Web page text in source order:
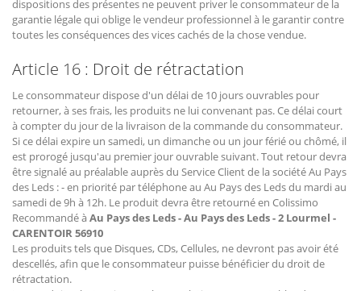
dispositions des présentes ne peuvent priver le consommateur de la
garantie légale qui oblige le vendeur professionnel à le garantir contre
toutes les conséquences des vices cachés de la chose vendue.
Article 16 : Droit de rétractation
Le consommateur dispose d'un délai de 10 jours ouvrables pour
retourner, à ses frais, les produits ne lui convenant pas. Ce délai court
à compter du jour de la livraison de la commande du consommateur.
Si ce délai expire un samedi, un dimanche ou un jour férié ou chômé, il
est prorogé jusqu'au premier jour ouvrable suivant. Tout retour devra
être signalé au préalable auprès du Service Client de la société Au Pays
des Leds : - en priorité par téléphone au Au Pays des Leds du mardi au
samedi de 9h à 12h. Le produit devra être retourné en Colissimo
Recommandé àAu Pays des Leds - Au Pays des Leds - 2 Lourmel -
CARENTOIR 56910
Les produits tels que Disques, CDs, Cellules, ne devront pas avoir été
descellés, afin que le consommateur puisse bénéficier du droit de
rétractation.